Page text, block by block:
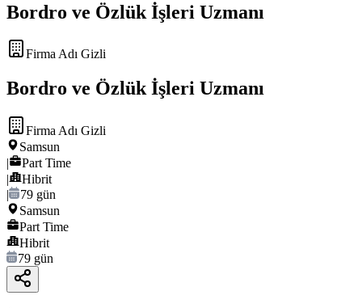
Bordro ve Özlük İşleri Uzmanı
Firma Adı Gizli
Bordro ve Özlük İşleri Uzmanı
Firma Adı Gizli
Samsun
|
Part Time
|
Hibrit
|
79 gün
Samsun
Part Time
Hibrit
79 gün